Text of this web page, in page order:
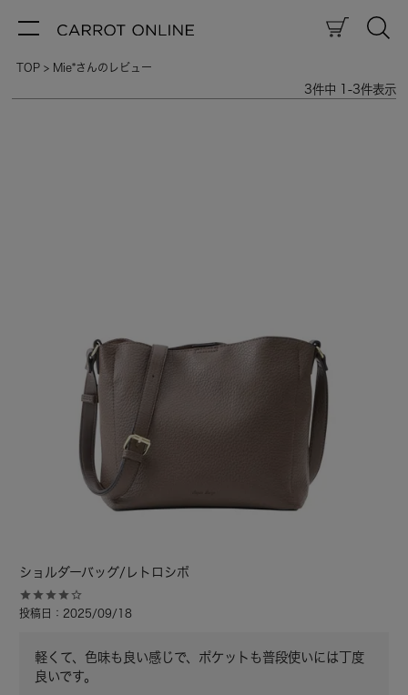
TOP Mie*さんのレビュー
3件中 -3件表示
ショルダーバッグ/レトロシボ
投稿日 2025/09/18
軽くて、色味も良い感じで、ポケットも普段使いには丁度
良いです。